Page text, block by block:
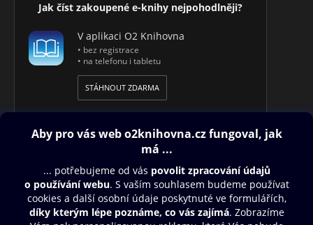
Jak číst zakoupené e-knihy nejpohodlněji?
V aplikaci O2 Knihovna
• bez registrace
• na telefonu i tabletu
STÁHNOUT ZDARMA
Obsah ke stažení
Moje O2 Knihovna